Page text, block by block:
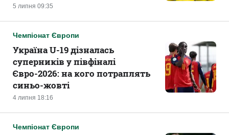
5 липня 09:35
Чемпіонат Європи
4 липня 18:16
Україна U-19 дізналась
суперників у півфіналі
Євро-2026: на кого потраплять
синьо-жовті
Чемпіонат Європи